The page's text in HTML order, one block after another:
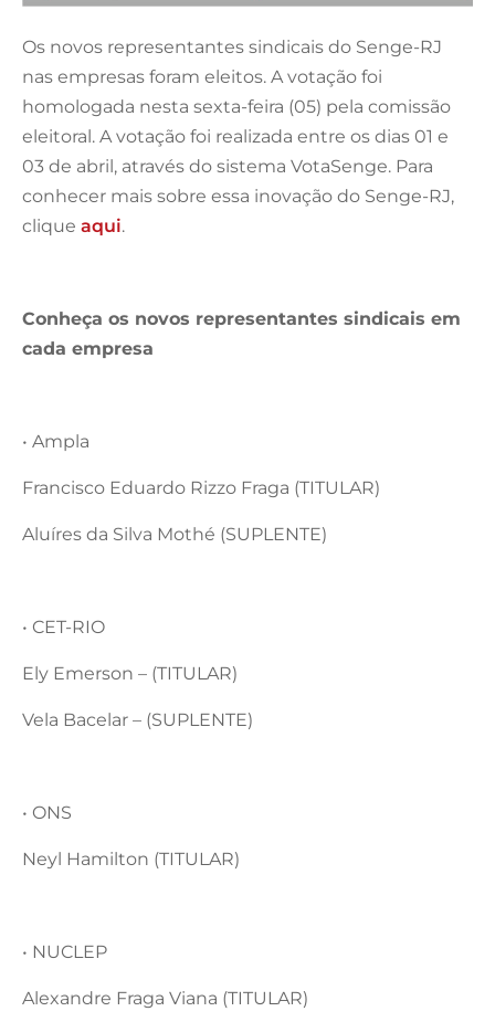
Os novos representantes sindicais do Senge-RJ
nas empresas foram eleitos. A votação foi
homologada nesta sexta-feira (05) pela comissão
eleitoral. A votação foi realizada entre os dias 01 e
03 de abril, através do sistema VotaSenge. Para
conhecer mais sobre essa inovação do Senge-RJ,
clique aqui.
Conheça os novos representantes sindicais em
cada empresa
• Ampla
Francisco Eduardo Rizzo Fraga (TITULAR)
Aluíres da Silva Mothé (SUPLENTE)
• CET-RIO
Ely Emerson – (TITULAR)
Vela Bacelar – (SUPLENTE)
• ONS
Neyl Hamilton (TITULAR)
• NUCLEP
Alexandre Fraga Viana (TITULAR)